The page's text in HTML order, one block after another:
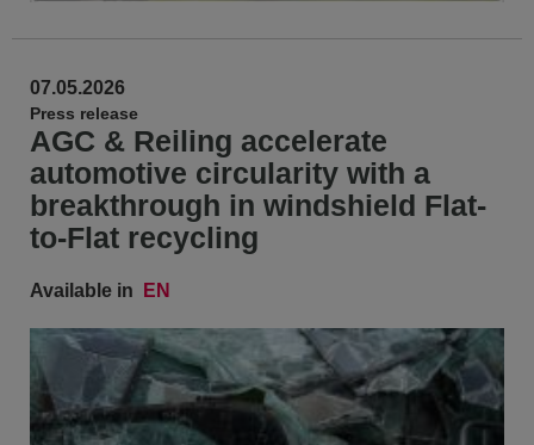
07.05.2026
Press release
AGC & Reiling accelerate
automotive circularity with a
breakthrough in windshield Flat-
to-Flat recycling
Available in EN